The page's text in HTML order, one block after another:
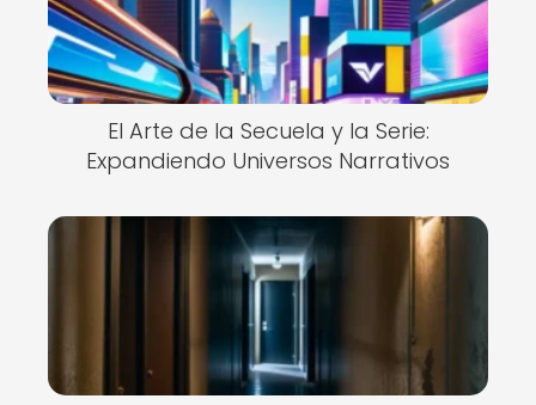
El Arte de la Secuela y la Serie:
Expandiendo Universos Narrativos